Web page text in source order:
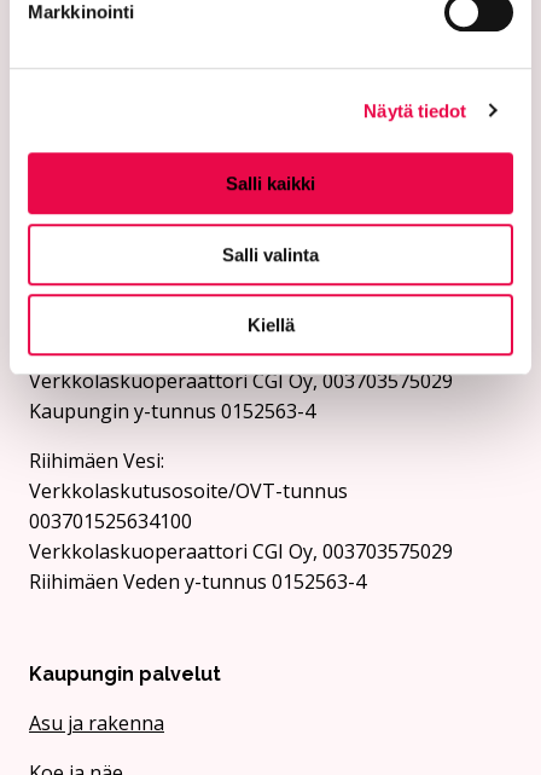
Markkinointi
Näytä tiedot
Salli kaikki
Salli valinta
Kiellä
asiakastietoja suojaamattomassa sähköpostissa.
Lähetä laskut verkkolaskuina
verkkolaskuosoitteeseen. Kaupunki ja Riihimäen Vesi
Riihimäen kaupunki:
Verkkolaskutusosoite/OVT-tunnus
003701525634694
Verkkolaskuoperaattori CGI Oy, 003703575029
Kaupungin y-tunnus 0152563-4
Rii­hi­mäen Vesi:
Verkkolaskutusosoite/OVT-tunnus
003701525634100
Verkkolaskuoperaattori CGI Oy, 003703575029
Riihimäen Veden y-tunnus 0152563-4
Kaupungin palvelut
Asu ja rakenna